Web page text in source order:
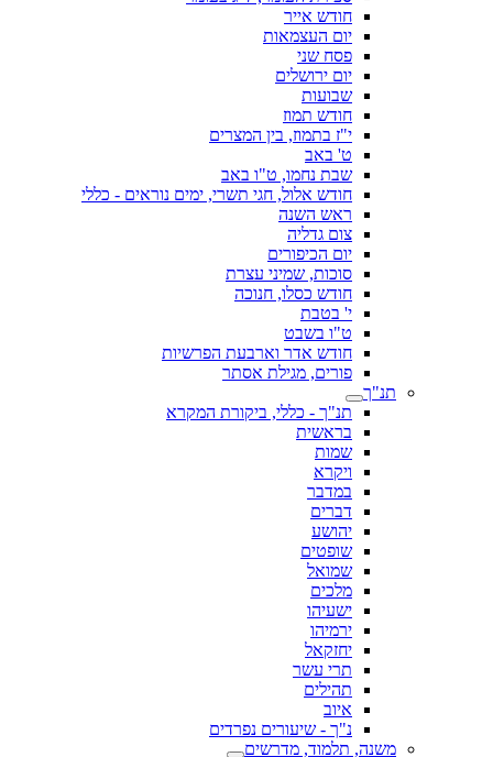
חודש אייר
יום העצמאות
פסח שני
יום ירושלים
שבועות
חודש תמוז
י"ז בתמוז, בין המצרים
ט' באב
שבת נחמו, ט"ו באב
חודש אלול, חגי תשרי, ימים נוראים - כללי
ראש השנה
צום גדליה
יום הכיפורים
סוכות, שמיני עצרת
חודש כסלו, חנוכה
י' בטבת
ט"ו בשבט
חודש אדר וארבעת הפרשיות
פורים, מגילת אסתר
תנ"ך
תנ"ך - כללי, ביקורת המקרא
בראשית
שמות
ויקרא
במדבר
דברים
יהושע
שופטים
שמואל
מלכים
ישעיהו
ירמיהו
יחזקאל
תרי עשר
תהילים
איוב
נ"ך - שיעורים נפרדים
משנה, תלמוד, מדרשים